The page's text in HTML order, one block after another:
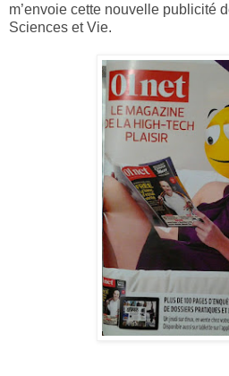
m’envoie cette nouvelle publicité
Sciences et Vie.